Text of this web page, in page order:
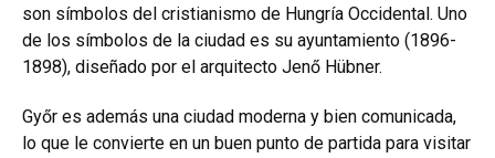
son símbolos del cristianismo de Hungría Occidental. Uno
de los símbolos de la ciudad es su ayuntamiento (1896-
1898), diseñado por el arquitecto Jenő Hübner.
Győr es además una ciudad moderna y bien comunicada,
lo que le convierte en un buen punto de partida para visitar